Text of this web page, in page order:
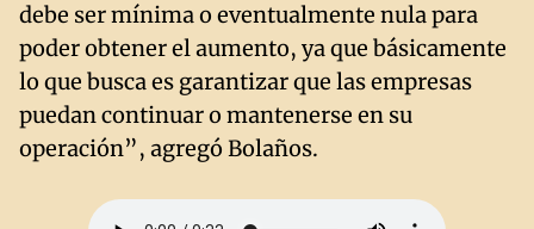
debe ser mínima o eventualmente nula para
poder obtener el aumento, ya que básicamente
lo que busca es garantizar que las empresas
puedan continuar o mantenerse en su
operación”, agregó Bolaños.